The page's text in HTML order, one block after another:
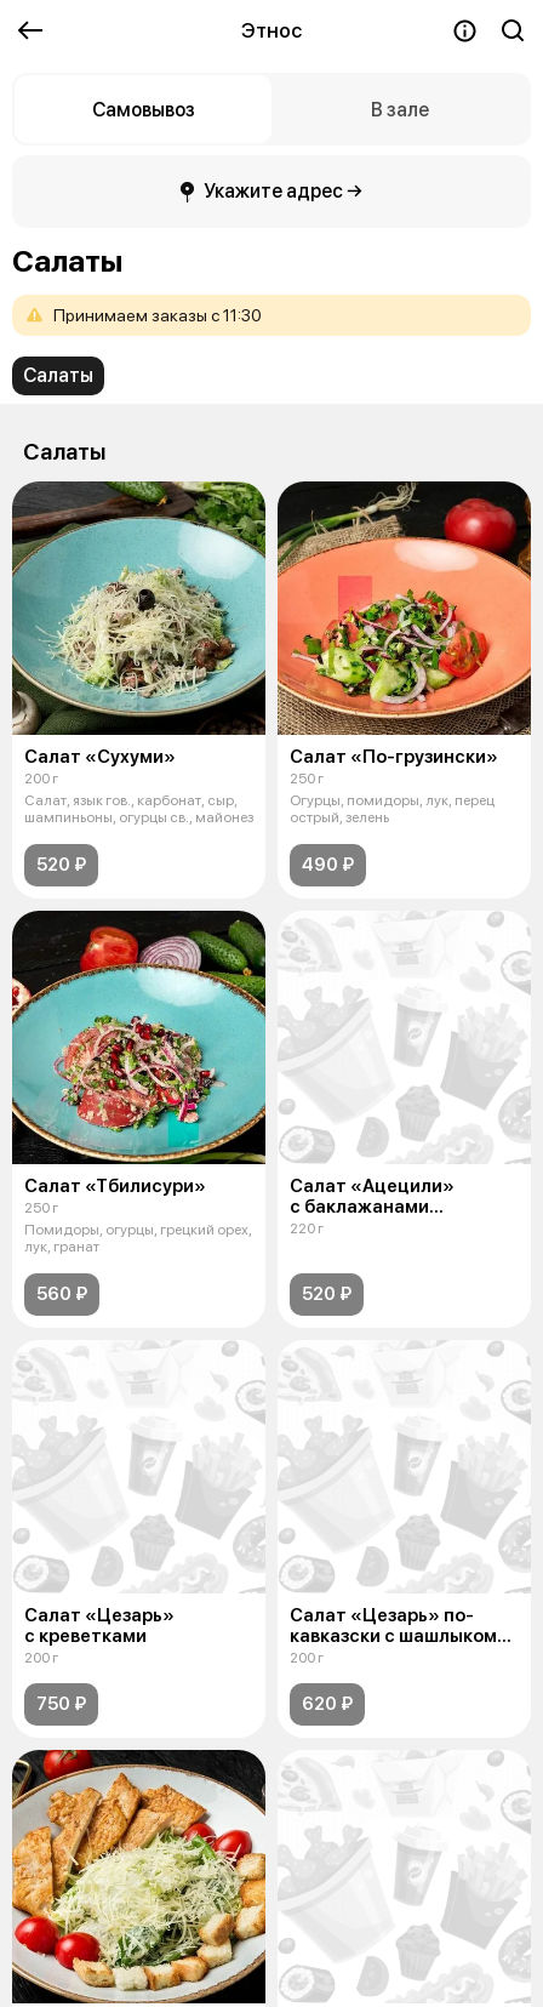
Этнос
Самовывоз В зале
Укажите адрес →
Салаты
Принимаем заказы с11:30
Салаты
Салаты
Салат «Сухуми»
200 г
Салат, язык гов., карбонат, сыр,
шампиньоны, огурцы св., майонез
520 ₽
Салат «По-грузински»
250 г
Огурцы, помидоры, лук, перец
острый, зелень
490 ₽
Салат «Тбилисури»
250 г
Помидоры, огурцы, грецкий орех,
лук, гранат
560 ₽
Салат «Ацецили»
с баклажанами
и куриной грудкой
220 г
520 ₽
Салат «Цезарь»
с креветками
200 г
750 ₽
Салат «Цезарь» по-
кавказски с шашлыком
из курицы
200 г
620 ₽